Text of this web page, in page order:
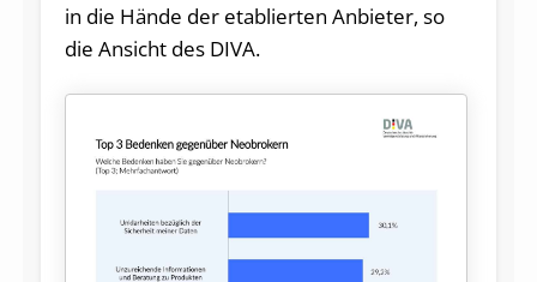
in die Hände der etablierten Anbieter, so
die Ansicht des DIVA.